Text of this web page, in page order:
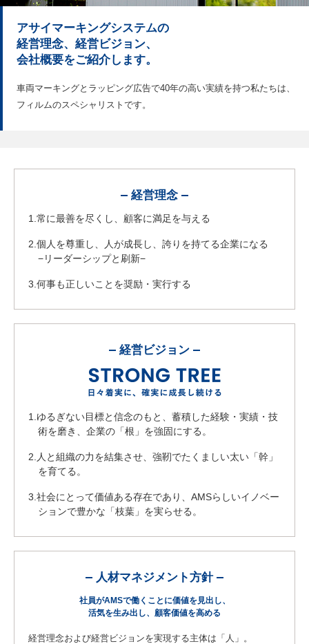
アサイマーキングシステムの
経営理念、経営ビジョン、
会社概要をご紹介します。
車両マーキングとラッピング広告で40年の高い実績を持つ私たちは、
フィルムのスペシャリストです。
経営理念
1.常に最善を尽くし、顧客に満足を与える
2.個人を尊重し、人が成長し、誇りを持てる企業になる
−リーダーシップと刷新−
3.何事も正しいことを奨励・実行する
経営ビジョン
1.ゆるぎない目標と信念のもと、蓄積した経験・実績・技
術を磨き、企業の「根」を強固にする。
2.人と組織の力を結集させ、強靭でたくましい太い「幹」
を育てる。
3.社会にとって価値ある存在であり、AMSらしいイノベー
ションで豊かな「枝葉」を実らせる。
人材マネジメント方針
社員がAMSで働くことに価値を見出し、
活気を生み出し、顧客価値を高める
経営理念および経営ビジョンを実現する主体は「人」。